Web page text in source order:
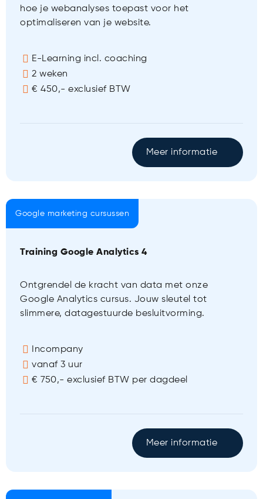
hoe je webanalyses toepast voor het
optimaliseren van je website.
E-Learning incl. coaching
2 weken
€ 450,- exclusief BTW
Meer informatie
Google marketing cursussen
Training Google Analytics 4
Ontgrendel de kracht van data met onze
Google Analytics cursus. Jouw sleutel tot
slimmere, datagestuurde besluitvorming.
Incompany
vanaf 3 uur
€ 750,- exclusief BTW per dagdeel
Meer informatie